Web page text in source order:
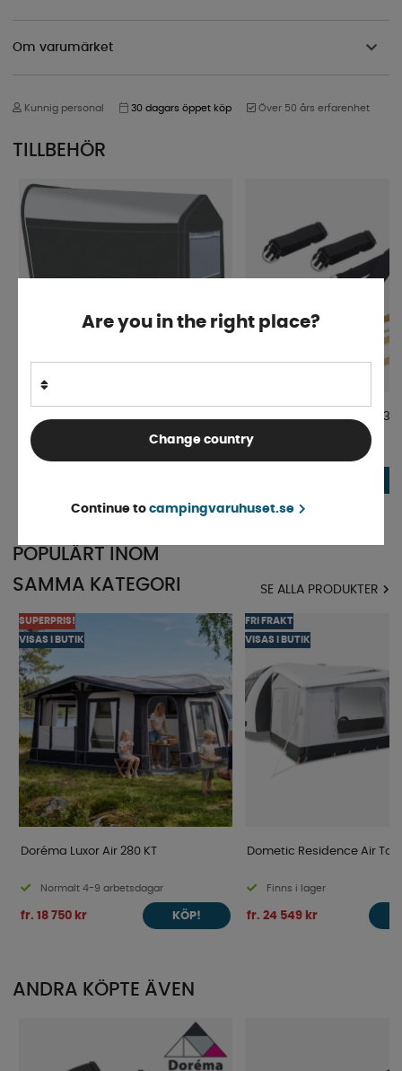
Om varumärket
Kunnig personal 30 dagars öppet köp Över 50 års erfarenhet
TILLBEHÖR
Doréma Stormbandset 3-
POPULÄRT INOM
SAMMA KATEGORI
SE ALLA PRODUKTER
SUPERPRIS!
VISAS I BUTIK
Doréma Luxor Air 280 KT
Normalt 4-9 arbetsdagar
fr. 18 750 kr KÖP!
FRI FRAKT
VISAS I BUTIK
Dometic Residence Air
Finns i lager
fr. 24 549 kr
ANDRA KÖPTE ÄVEN
Are you in the right place?
Change country
Continue to campingvaruhuset.se